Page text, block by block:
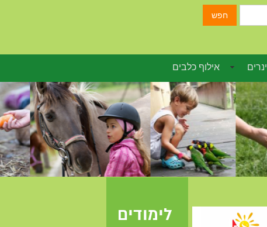
אילוף כלבים
חפש
לימודים